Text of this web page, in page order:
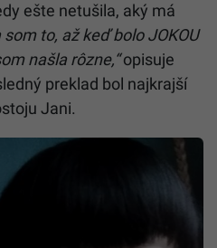
ešte netušila, aký má
som to, až keď bolo JOKOU
našla rôzne,“opisuje
preklad bol najkrajší
Jani.